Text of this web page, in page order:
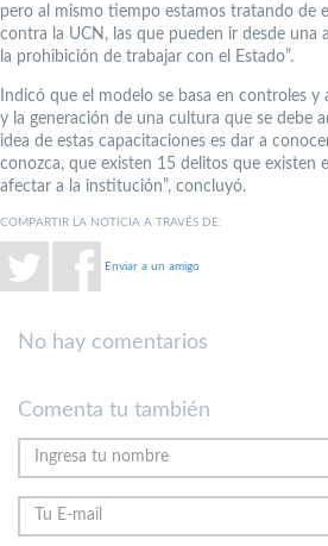
pero al mismo tiempo estamos tratando de
contra la UCN, las que pueden ir desde una
la prohibición de trabajar con el Estado”.
Indicó que el modelo se basa en controles y
y la generación de una cultura que se debe
idea de estas capacitaciones es dar a
conozca, que existen 15 delitos que existen
afectar a la institución”, concluyó.
COMPARTIR LA NOTICIA A TRAVÉS DE:
Enviar a un amigo
No hay comentarios
Comenta tu también